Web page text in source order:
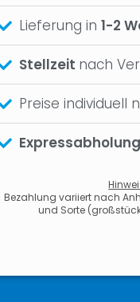
Lieferung in1-2
Stellzeit nach
Preise individuell
Bezahlung variiert nach
und Sorte